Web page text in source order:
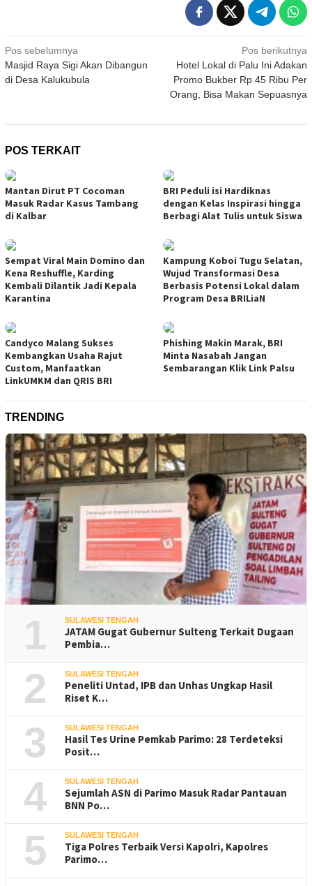
Navigasi
pos
Pos sebelumnya
Masjid Raya Sigi Akan Dibangun
di Desa Kalukubula
Pos berikutnya
Hotel Lokal di Palu Ini Adakan
Promo Bukber Rp 45 Ribu Per
Orang, Bisa Makan Sepuasnya
POS TERKAIT
Mantan Dirut PT Cocoman
Masuk Radar Kasus Tambang
di Kalbar
BRI Peduli isi Hardiknas
dengan Kelas Inspirasi hingga
Berbagi Alat Tulis untuk Siswa
Sempat Viral Main Domino dan
Kena Reshuffle, Karding
Kembali Dilantik Jadi Kepala
Karantina
Kampung Koboi Tugu Selatan,
Wujud Transformasi Desa
Berbasis Potensi Lokal dalam
Program Desa BRILiaN
Candyco Malang Sukses
Kembangkan Usaha Rajut
Custom, Manfaatkan
LinkUMKM dan QRIS BRI
Phishing Makin Marak, BRI
Minta Nasabah Jangan
Sembarangan Klik Link Palsu
TRENDING
1 SULAWESI TENGAH
JATAM Gugat Gubernur Sulteng Terkait Dugaan
Pembia…
2 SULAWESI TENGAH
Peneliti Untad, IPB dan Unhas Ungkap Hasil
Riset K…
3 SULAWESI TENGAH
Hasil Tes Urine Pemkab Parimo: 28 Terdeteksi
Posit…
4 SULAWESI TENGAH
Sejumlah ASN di Parimo Masuk Radar Pantauan
BNN Po…
5 SULAWESI TENGAH
Tiga Polres Terbaik Versi Kapolri, Kapolres
Parimo…